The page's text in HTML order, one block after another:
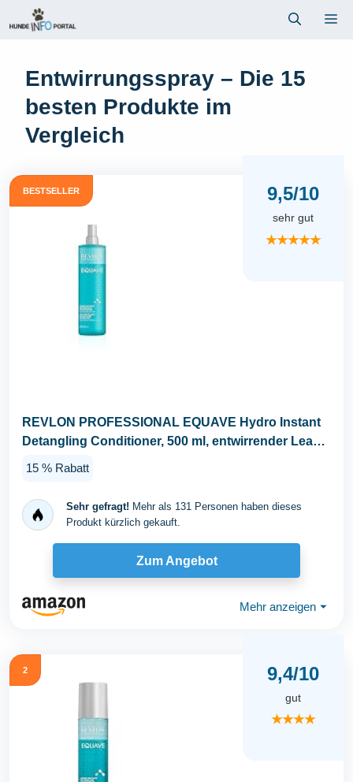
Inhalt
Entwirrungsspray – Die 15
besten Produkte im
Vergleich
BESTSELLER 9,5/10
sehr gut
★★★★★
REVLON PROFESSIONAL EQUAVE Hydro Instant
Detangling Conditioner, 500 ml, entwirrender Leave
15 % Rabatt
Sehr gefragt! Mehr als 131 Personen haben dieses
Produkt kürzlich gekauft.
Zum Angebot
Mehr anzeigen ⏷
2 9,4/10
gut
★★★★